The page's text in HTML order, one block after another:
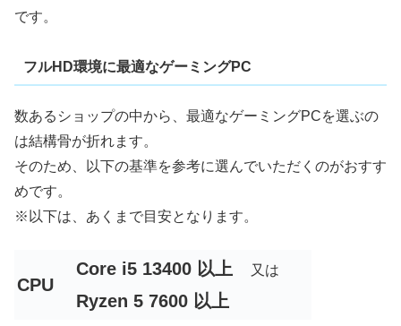
です。
フルHD環境に最適なゲーミングPC
数あるショップの中から、最適なゲーミングPCを選ぶの
は結構骨が折れます。
そのため、以下の基準を参考に選んでいただくのがおすす
めです。
※以下は、あくまで目安となります。
CPU
Core i5 13400 以上 又は
Ryzen 5 7600 以上